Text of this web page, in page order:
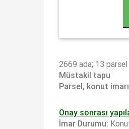
2669 ada; 13
Müstakil tapu
Parsel, konut
Onay sonrası
İmar Durumu: